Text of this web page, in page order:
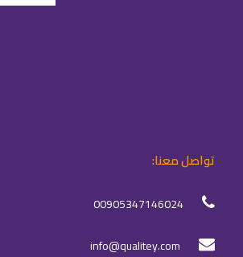
تواصل معنا:
00905347146024
info@qualitey.com